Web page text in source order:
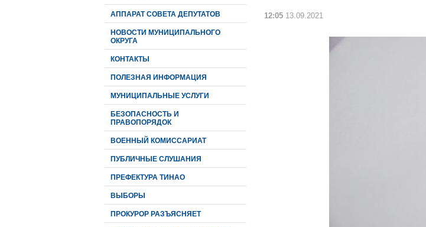
АППАРАТ СОВЕТА ДЕПУТАТОВ
НОВОСТИ МУНИЦИПАЛЬНОГО
ОКРУГА
КОНТАКТЫ
ПОЛЕЗНАЯ ИНФОРМАЦИЯ
МУНИЦИПАЛЬНЫЕ УСЛУГИ
БЕЗОПАСНОСТЬ И
ПРАВОПОРЯДОК
ВОЕННЫЙ КОМИССАРИАТ
ПУБЛИЧНЫЕ СЛУШАНИЯ
ПРЕФЕКТУРА ТИНАО
ВЫБОРЫ
ПРОКУРОР РАЗЪЯСНЯЕТ
12:05 13.09.2021